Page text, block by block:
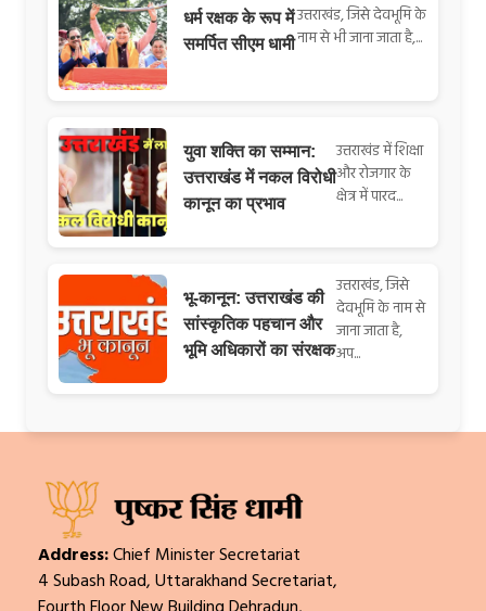
धर्म रक्षक के रूप में
समर्पित सीएम धामी
उत्तराखंड, जिसे देवभूमि के
नाम से भी जाना जाता है,...
युवा शक्ति का सम्मान:
उत्तराखंड में नकल विरोधी
कानून का प्रभाव
उत्तराखंड में शिक्षा
और रोजगार के
क्षेत्र में पारद...
भू-कानून: उत्तराखंड की
सांस्कृतिक पहचान और
भूमि अधिकारों का संरक्षक
उत्तराखंड, जिसे
देवभूमि के नाम से
जाना जाता है,
अप...
Address:Chief Minister Secretariat
4 Subash Road, Uttarakhand Secretariat,